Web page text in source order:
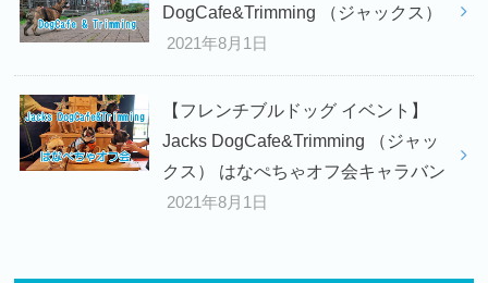
DogCafe&Trimming （ジャックス）
2021年8月1日
【フレンチブルドッグ イベント】
Jacks DogCafe&Trimming （ジャッ
クス） はなぺちゃオフ会キャラバン
2021年8月1日